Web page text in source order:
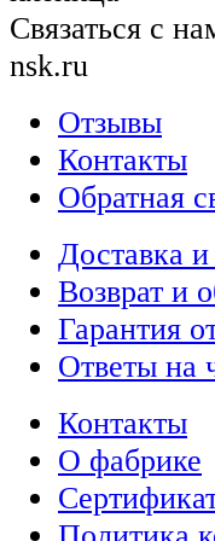
Связаться с
nsk.ru
Отзывы
Контакты
Обратная
Доставка и
Возврат и
Гарантия
Ответы на
Контакты
О фабрике